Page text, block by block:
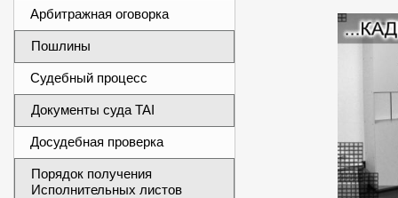
Арбитражная оговорка
Пошлины
Судебный процесс
Документы суда TAI
Досудебная проверка
Порядок получения
Исполнительных листов